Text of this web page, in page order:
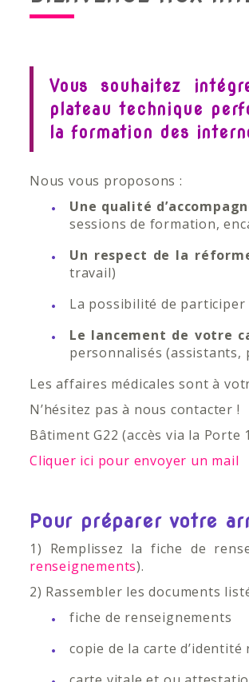
Vous souhaitez
plateau technique
la formation des
Nous vous proposons :
Une qualité
sessions de formation,
Un respect de la
travail)
La possibilité de participer
Le lancement de votre
personnalisés (assistants,
Les affaires médicales sont à
N’hésitez pas à nous contacter !
Bâtiment G22 (accès via la
Cliquer ici pour envoyer un mail
Pour préparer votre
1) Remplissez la fiche de
renseignements).
2) Rassembler les documents
fiche de renseignements
copie de la carte d’identité